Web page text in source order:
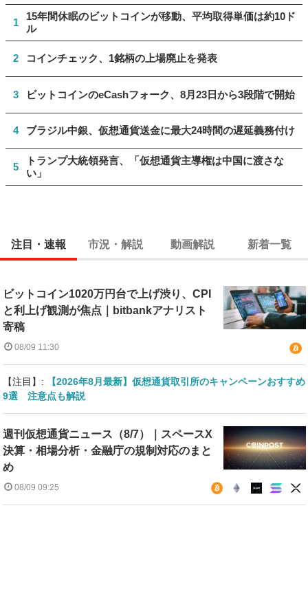
1
15年間休眠のビットコインが移動、平均取得単価は約10ド
ル
2 コインチェック、1銘柄の上場廃止を発表
3 ビットコインのeCashフォーク、8月23日から3段階で開始
4 ブラジル中銀、仮想通貨送金に最大24時間の遅延義務付け
5
トランプ大統領発言、「仮想通貨主導権は中国に渡さな
い」
注目・速報 市況・解説 動画解説 新着一覧
ビットコイン1020万円台で上げ渋り、CPI
と利上げ観測が焦点｜bitbankアナリスト
寄稿
08/09 11:30
【注目】:
【2026年8月最新】仮想通貨取引所のキャンペーンおすすめ
9選 注意点も解説
週刊仮想通貨ニュース（8/7）｜スペースX
決算・相場分析・金融庁の規制対応のまと
め
08/09 09:25